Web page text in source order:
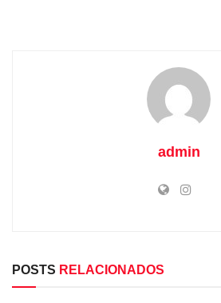
admin
POSTS RELACIONADOS